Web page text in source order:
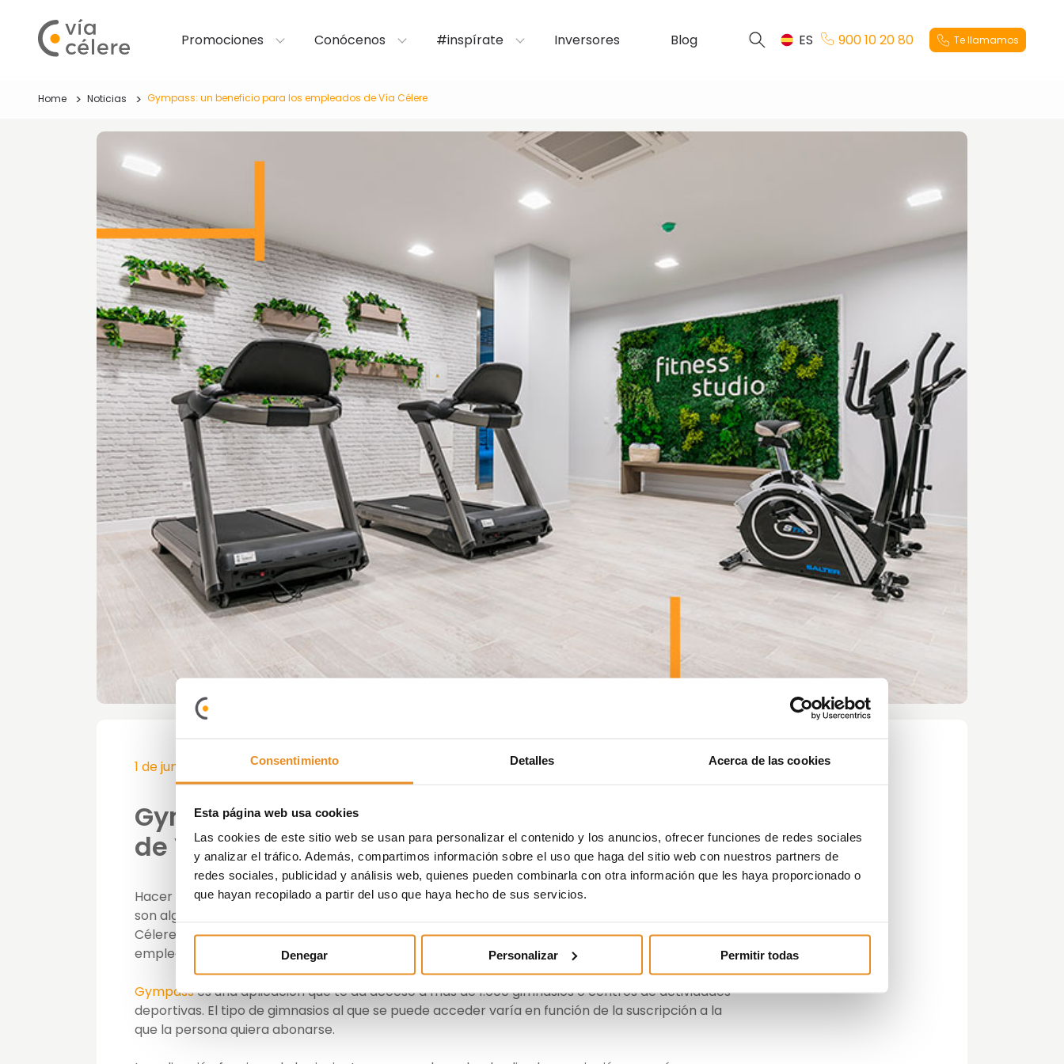
Consentimiento Detalles Acerca de las cookies
Esta página web usa cookies
Las cookies de este sitio web se usan para personalizar el contenido y los anuncios, ofrecer funciones de redes sociales
y analizar el tráfico. Además, compartimos información sobre el uso que haga del sitio web con nuestros partners de
redes sociales, publicidad y análisis web, quienes pueden combinarla con otra información que les haya proporcionado o
que hayan recopilado a partir del uso que haya hecho de sus servicios.
Denegar Personalizar Permitir todas
Promociones Conócenos #inspírate Inversores Blog ES 900 10 20 80 Te llamamos
Home Noticias Gympass: un beneficio para los empleados de Vía Célere
1 de junio de 2018
Gympass: un beneficio para los empleados
de Vía Célere
Hacer deporte varios días a la semana y transmitir a los empleados hábitos de vida saludables
son algunos de los motivos que han llevado al Departamento de Recursos Humanos de Vía
Célere a alcanzar unacuerdo con Gympass para favorecer el estilo de vida activo de los
empleados de Vía Célere.
Gympasses una aplicación que te da acceso a más de 1.600 gimnasios o centros de actividades
deportivas. El tipo de gimnasios al que se puede acceder varía en función de la suscripción a la
que la persona quiera abonarse.